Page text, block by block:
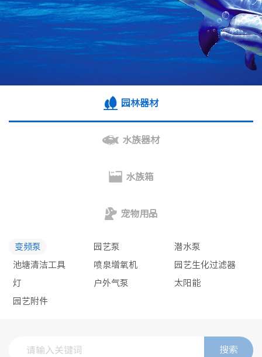
园林器材
水族器材
水族箱
宠物用品
变频泵 园艺泵 潜水泵
池塘清洁工具 喷泉增氧机 园艺生化过滤器
灯 户外气泵 太阳能
园艺附件
搜索